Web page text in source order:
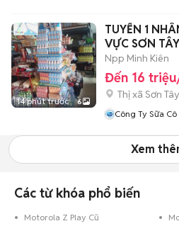
14 phút trước 6
TUYỂN 1
VỰC SƠN
Npp Minh Kiên
Đến 16
Thị xã Sơn Tây
Công Ty Sữa
Xem
Các từ khóa phổ biến
Motorola Z Play Cũ